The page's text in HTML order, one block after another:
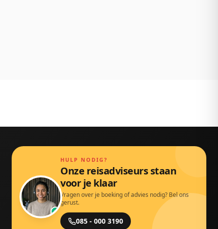
HULP NODIG?
Onze reisadviseurs staan
voor je klaar
Vragen over je boeking of advies nodig? Bel ons
gerust.
085 - 000 3190